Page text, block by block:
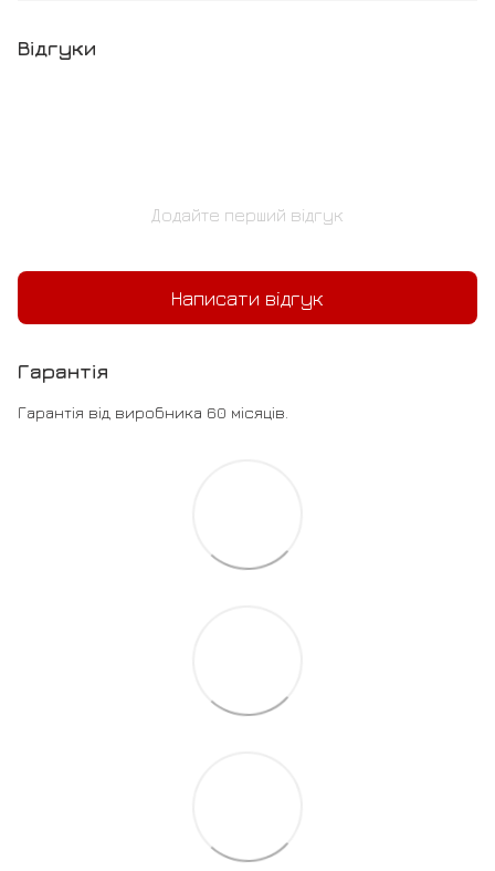
Відгуки
Додайте перший відгук
Написати відгук
Гарантія
Гарантія від виробника 60 місяців.